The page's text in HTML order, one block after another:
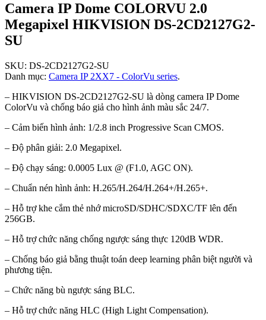
Camera IP Dome COLORVU 2.0
Megapixel HIKVISION DS-2CD2127G2-
SU
SKU: DS-2CD2127G2-SU
Danh mục: Camera IP 2XX7 - ColorVu series.
– HIKVISION DS-2CD2127G2-SU là dòng camera IP Dome
ColorVu và chống báo giả cho hình ảnh màu sắc 24/7.
– Cảm biến hình ảnh: 1/2.8 inch Progressive Scan CMOS.
– Độ phân giải: 2.0 Megapixel.
– Độ chạy sáng: 0.0005 Lux @ (F1.0, AGC ON).
– Chuẩn nén hình ảnh: H.265/H.264/H.264+/H.265+.
– Hỗ trợ khe cắm thẻ nhớ microSD/SDHC/SDXC/TF lên đến
256GB.
– Hỗ trợ chức năng chống ngược sáng thực 120dB WDR.
– Chống báo giả bằng thuật toán deep learning phân biệt người và
phương tiện.
– Chức năng bù ngược sáng BLC.
– Hỗ trợ chức năng HLC (High Light Compensation).